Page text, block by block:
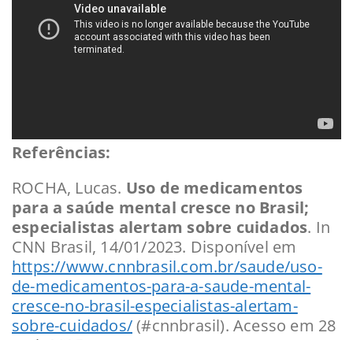
Referências:
ROCHA, Lucas. Uso de medicamentos
para a saúde mental cresce no Brasil;
especialistas alertam sobre cuidados. In
CNN Brasil, 14/01/2023. Disponível em
https://www.cnnbrasil.com.br/saude/uso-
de-medicamentos-para-a-saude-mental-
cresce-no-brasil-especialistas-alertam-
sobre-cuidados/(#cnnbrasil). Acesso em 28